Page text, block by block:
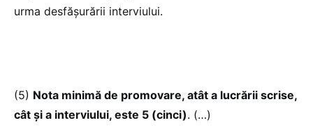
urma desfășurării interviului.
(5) Nota minimă de promovare, atât a lucrării scrise,
cât și a interviului, este 5 (cinci). (…)